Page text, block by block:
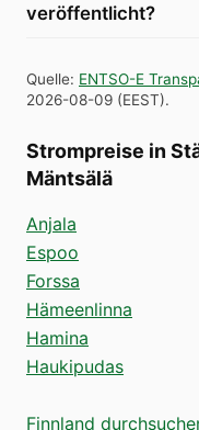
veröffentlicht?
Quelle: ENTSO-E
2026-08-09 (EEST).
Strompreise in
Mäntsälä
Anjala
Espoo
Forssa
Hämeenlinna
Hamina
Haukipudas
Finnland